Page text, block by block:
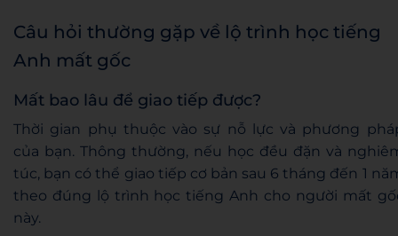
Câu hỏi thường gặp về lộ trình học tiếng
Anh mất gốc
Mất bao lâu để giao tiếp được?
Thời gian phụ thuộc vào sự nỗ lực và phương
của bạn. Thông thường, nếu học đều đặn và
túc, bạn có thể giao tiếp cơ bản sau 6 tháng đến 1
theo đúng lộ trình học tiếng Anh cho người mất
này.